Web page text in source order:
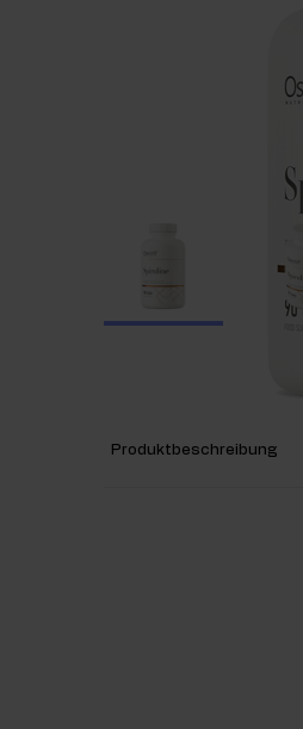
Produktbeschreibung